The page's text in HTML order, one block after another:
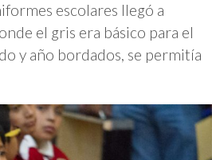
escolares llegó a
el gris era básico para el
y año bordados, se permitía